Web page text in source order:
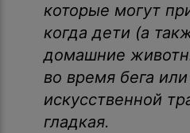
которые могут
когда дети (а
домашние
во время бега
искусственной
гладкая.